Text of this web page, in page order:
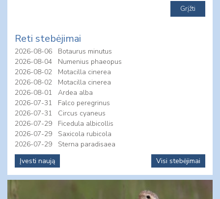
Reti stebėjimai
2026-08-06
Botaurus minutus
2026-08-04
Numenius phaeopus
2026-08-02
Motacilla cinerea
2026-08-02
Motacilla cinerea
2026-08-01
Ardea alba
2026-07-31
Falco peregrinus
2026-07-31
Circus cyaneus
2026-07-29
Ficedula albicollis
2026-07-29
Saxicola rubicola
2026-07-29
Sterna paradisaea
Įvesti naują
Visi stebėjimai